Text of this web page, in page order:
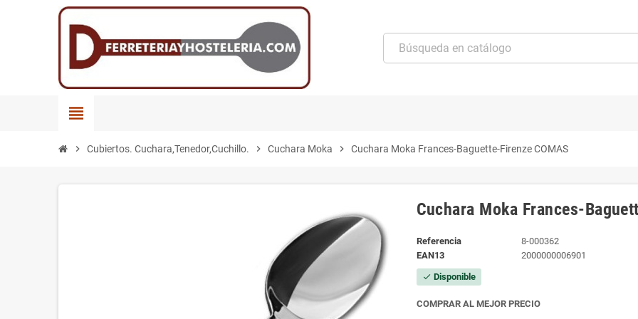
view_headline
chevron_right Cubiertos. Cuchara,Tenedor,Cuchillo. chevron_right Cuchara Moka chevron_right Cuchara Moka Frances-Baguette-Firenze COMAS
Cuchara Moka Frances-
Referencia
8-000362
EAN13
2000000006901
check Disponible
COMPRAR AL MEJOR PRECIO